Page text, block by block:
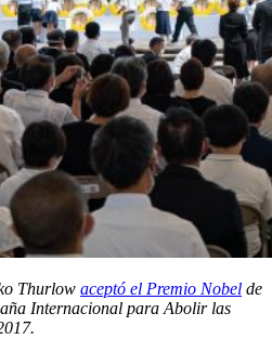
Thurlow aceptó el Premio Nobel de
Internacional para Abolir las